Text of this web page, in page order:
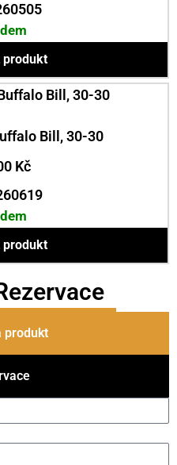
produkt
Bill, 30-30
Kč
produkt
produkt